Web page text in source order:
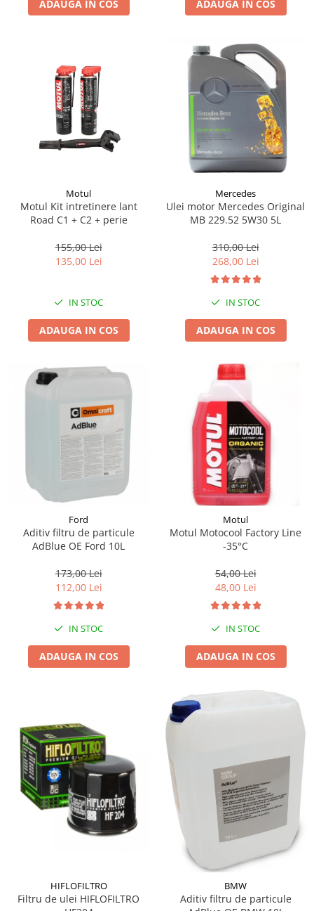
Lichid de frana
Filtru combustibil
Buson golire ulei
Filtru ulei moto
Filtru aer moto
Intretinere si curatare filtre moto
Curatare moto
Covor moto
Suporti si placi prindere
ADAUGA IN COS ADAUGA IN COS
Motul
Motul Kit intretinere lant
Road C1 + C2 + perie
155,00 Lei
135,00 Lei
IN STOC
ADAUGA IN COS
Mercedes
Ulei motor Mercedes Original
MB 229.52 5W30 5L
310,00 Lei
268,00 Lei
IN STOC
ADAUGA IN COS
Ford
Aditiv filtru de particule
AdBlue OE Ford 10L
173,00 Lei
112,00 Lei
IN STOC
ADAUGA IN COS
Motul
Motul Motocool Factory Line
-35°C
54,00 Lei
48,00 Lei
IN STOC
ADAUGA IN COS
HIFLOFILTRO
Filtru de ulei HIFLOFILTRO
BMW
Aditiv filtru de particule